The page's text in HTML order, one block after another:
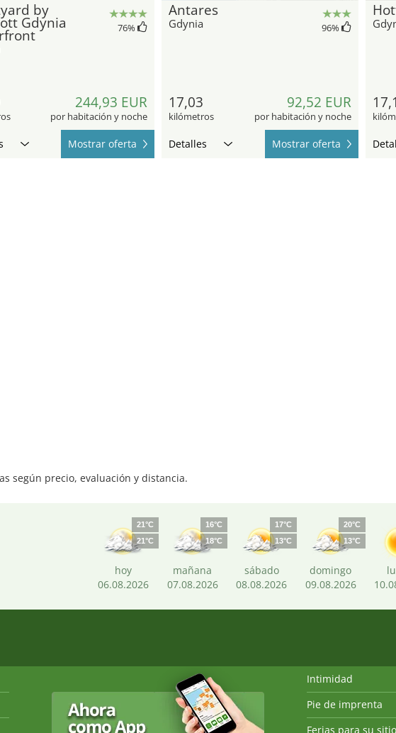
by
Gdynia 76%
244,93 EUR
por habitación y noche
Mostrar oferta
Antares
Gdynia 96%
17,03
kilómetros
92,52 EUR
por habitación y noche
Detalles Mostrar oferta
según precio, evaluación y distancia.
21°C
21°C
hoy
06.08.2026
16°C
18°C
mañana
07.08.2026
17°C
13°C
sábado
08.08.2026
20°C
13°C
domingo
09.08.2026
Intimidad
Pie de imprenta
Ferias para su